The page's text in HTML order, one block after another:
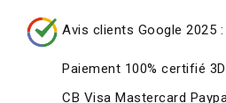
Avis clients Google 2025
Paiement 100% certifié 3D
CB Visa Mastercard